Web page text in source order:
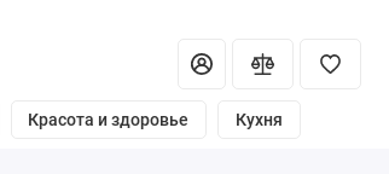
Красота и здоровье Кухня